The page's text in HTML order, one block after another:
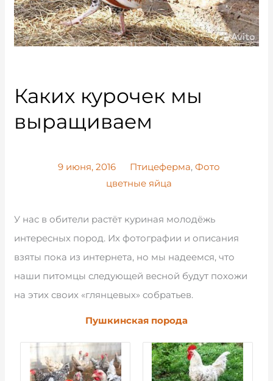
Каких курочек мы
выращиваем
9 июня, 2016 Птицеферма, Фото
цветные яйца
У нас в обители растёт куриная молодёжь
интересных пород. Их фотографии и описания
взяты пока из интернета, но мы надеемся, что
наши питомцы следующей весной будут похожи
на этих своих «глянцевых» собратьев.
Пушкинская порода